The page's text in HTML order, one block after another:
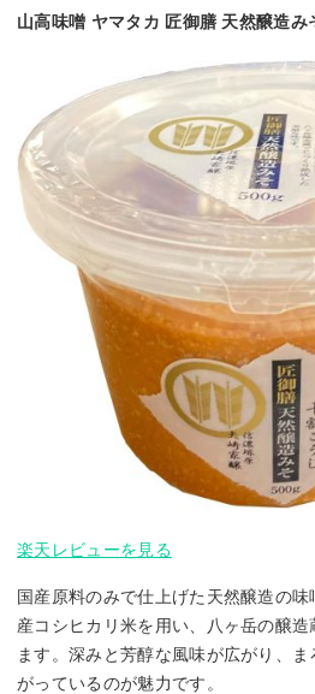
山高味噌 ヤマタカ 匠御膳 天然醸造み
楽天レビューを見る
国産原料のみで仕上げた天然醸造の
産コシヒカリ米を用い、八ヶ岳の醸
ます。深みと芳醇な風味が広がり、
がっているのが魅力です。